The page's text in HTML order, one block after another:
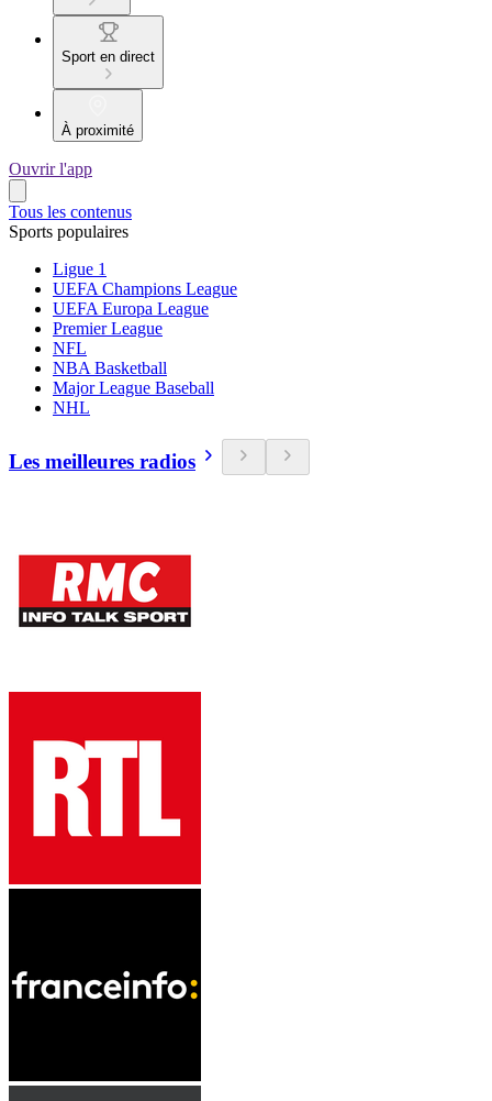
Sport en direct
À proximité
Ouvrir l'app
Tous les contenus
Sports populaires
Ligue 1
UEFA Champions League
UEFA Europa League
Premier League
NFL
NBA Basketball
Major League Baseball
NHL
Les meilleures radios